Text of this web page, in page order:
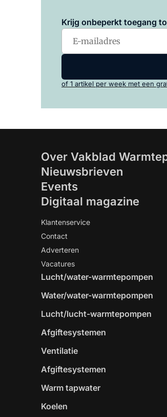
Krijg onbeperkt toegang
of 1 artikel per week met een
Over Vakblad
Nieuwsbrieven
Events
Digitaal magazine
Klantenservice
Contact
Adverteren
Vacatures
Lucht/water-warmtepompen
Water/water-warmtepompen
Lucht/lucht-warmtepompen
Afgiftesystemen
Ventilatie
Afgiftesystemen
Warm tapwater
Koelen